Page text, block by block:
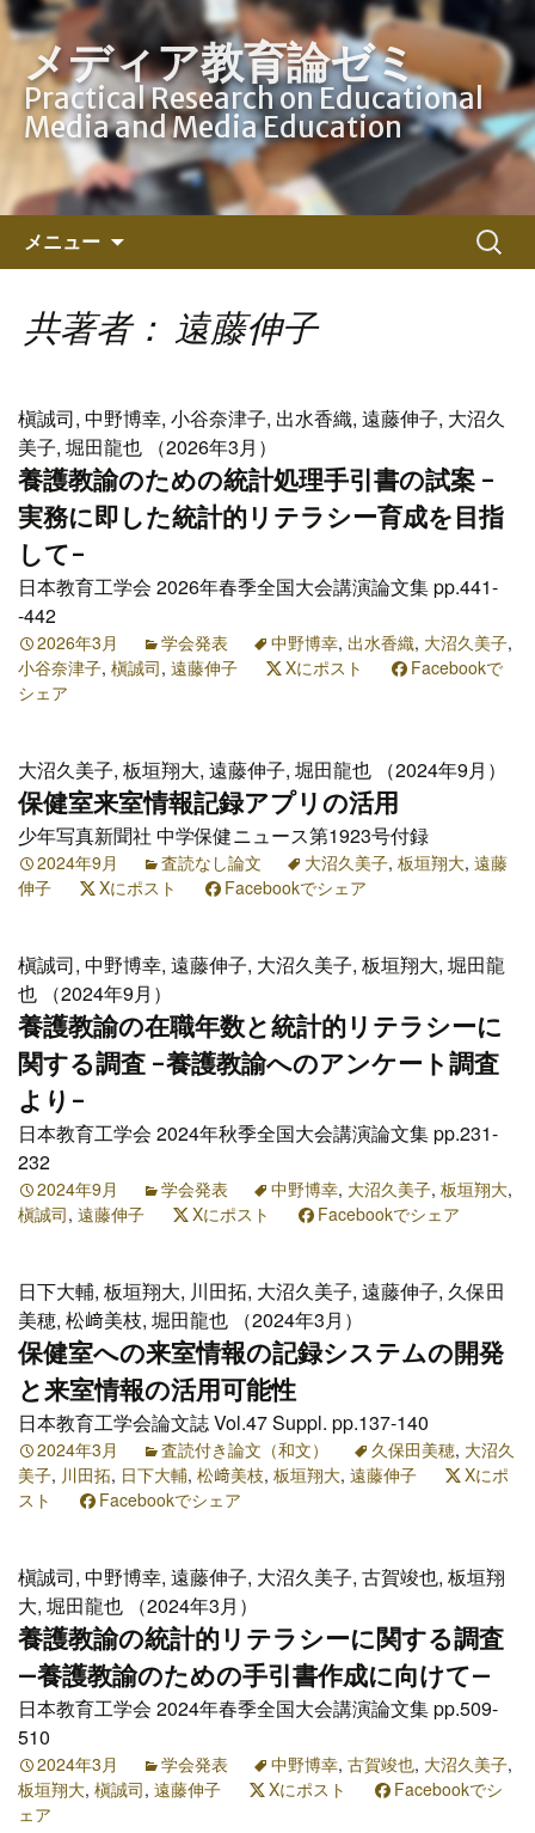
メディア教育論ゼミ
Practical Research on Educational
Media and Media Education
メニュー
ン
ツ
キ
ッ
プ
検
索:
共著者： 遠藤伸子
槇誠司, 中野博幸, 小谷奈津子, 出水香織, 遠藤伸子, 大沼久
美子, 堀田龍也 （2026年3月）
養護教諭のための統計処理手引書の試案 -
実務に即した統計的リテラシー育成を目指
して-
日本教育工学会 2026年春季全国大会講演論文集 pp.441-
-442
2026年3月 学会発表 中野博幸, 出水香織, 大沼久美子,
小谷奈津子, 槇誠司, 遠藤伸子 Xにポスト
Facebookで
シェア
大沼久美子, 板垣翔大, 遠藤伸子, 堀田龍也 （2024年9月）
保健室来室情報記録アプリの活用
少年写真新聞社 中学保健ニュース第1923号付録
2024年9月 査読なし論文 大沼久美子, 板垣翔大, 遠藤
伸子
Xにポスト Facebookでシェア
槇誠司, 中野博幸, 遠藤伸子, 大沼久美子, 板垣翔大, 堀田龍
也 （2024年9月）
養護教諭の在職年数と統計的リテラシーに
関する調査 -養護教諭へのアンケート調査
より-
日本教育工学会 2024年秋季全国大会講演論文集 pp.231-
232
2024年9月 学会発表 中野博幸, 大沼久美子, 板垣翔大,
槇誠司, 遠藤伸子 Xにポスト Facebookでシェア
日下大輔, 板垣翔大, 川田拓, 大沼久美子, 遠藤伸子, 久保田
美穂, 松﨑美枝, 堀田龍也 （2024年3月）
保健室への来室情報の記録システムの開発
と来室情報の活用可能性
日本教育工学会論文誌 Vol.47 Suppl. pp.137-140
2024年3月 査読付き論文（和文） 久保田美穂, 大沼久
美子, 川田拓, 日下大輔, 松﨑美枝, 板垣翔大, 遠藤伸子
Xにポ
スト
Facebookでシェア
槇誠司, 中野博幸, 遠藤伸子, 大沼久美子, 古賀竣也, 板垣翔
大, 堀田龍也 （2024年3月）
養護教諭の統計的リテラシーに関する調査
―養護教諭のための手引書作成に向けて―
日本教育工学会 2024年春季全国大会講演論文集 pp.509-
510
2024年3月 学会発表 中野博幸, 古賀竣也, 大沼久美子,
板垣翔大, 槇誠司, 遠藤伸子 Xにポスト
Facebookでシ
ェア